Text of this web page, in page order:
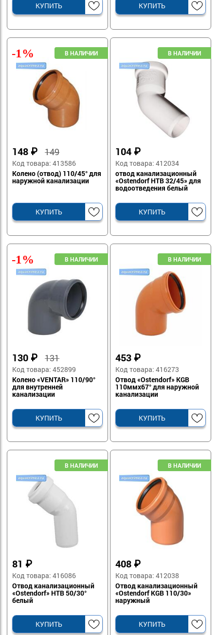
КУПИТЬ КУПИТЬ
148 ₽149
Код товара: 413586
Колено (отвод) 110/45° для
наружной канализации
КУПИТЬ
-1%
104 ₽
Код товара: 412034
отвод канализационный
«Ostendorf HTB 32/45» для
водоотведения белый
КУПИТЬ
130 ₽131
Код товара: 452899
Колено «VENTAR» 110/90°
для внутренней
канализации
КУПИТЬ
-1%
453 ₽
Код товара: 416273
Отвод «Ostendorf» KGВ
110ммх67° для наружной
канализации
КУПИТЬ
81 ₽
Код товара: 416086
Отвод канализационный
«Ostendorf» HTB 50/30°
белый
КУПИТЬ
408 ₽
Код товара: 412038
Отвод канализационный
«Ostendorf KGB 110/30»
наружный
КУПИТЬ